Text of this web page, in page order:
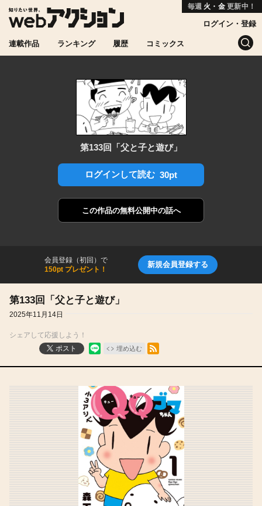
毎週 火・金 更新中！
連載作品 ランキング 履歴 コミックス
ログイン・登録
第133回「父と子と遊び」
ログインして読む 30pt
この作品の無料公開中の話へ
会員登録（初回）で
150pt プレゼント！
新規会員登録する
第133回「父と子と遊び」
2025年11月14日
シェアして応援しよう！
ポスト
埋め込む
RSSフィード